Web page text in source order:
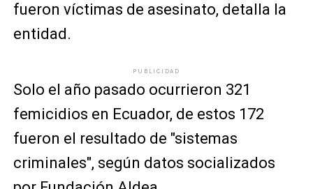
fueron víctimas de asesinato, detalla la
entidad.
PUBLICIDAD
Solo el año pasado ocurrieron 321
femicidios en Ecuador, de estos 172
fueron el resultado de "sistemas
criminales", según datos socializados